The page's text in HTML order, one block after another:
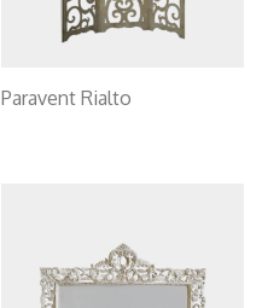
Paravent Rialto